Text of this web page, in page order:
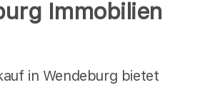
Immobilien
in Wendeburg bietet